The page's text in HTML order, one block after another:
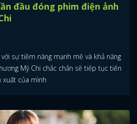
đầu đóng phim điện ảnh
sự tiềm năng mạnh mẽ và khả năng
Mỹ Chi chắc chắn sẽ tiếp tục tiến
của mình